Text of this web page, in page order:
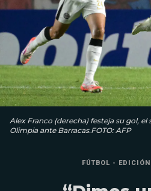
Alex Franco (derecha) festeja su gol,
Olimpia ante Barracas.FOTO: AFP
FÚTBOL -